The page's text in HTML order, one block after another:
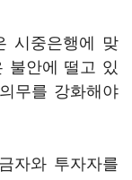
시중은행에 맞
불안에 떨고 있
무를 강화해야
자와 투자자를